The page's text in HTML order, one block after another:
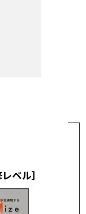
ベル］